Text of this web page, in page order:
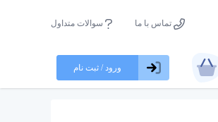
تماس با ما سوالات متداول
ورود / ثبت نام